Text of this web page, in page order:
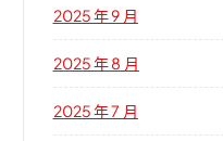
2025 年 9 月
2025 年 8 月
2025 年 7 月